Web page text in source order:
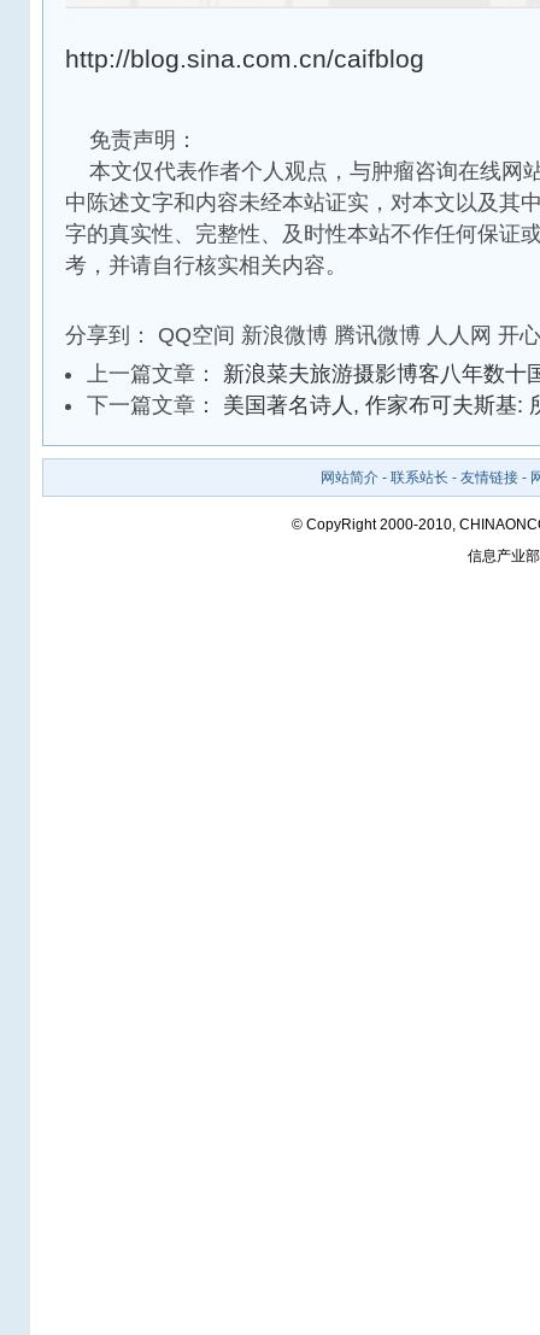
http://blog.sina.com.cn/caifblog
免责声明：
本文仅代表作者个人观点，与肿瘤咨询在线网
中陈述文字和内容未经本站证实，对本文以及其
字的真实性、完整性、及时性本站不作任何保证
考，并请自行核实相关内容。
分享到： QQ空间 新浪微博 腾讯微博 人人网 开
上一篇文章： 新浪菜夫旅游摄影博客八年数十
下一篇文章： 美国著名诗人, 作家布可夫斯基:
网站简介- 联系站长 - 友情链接-
© CopyRight 2000-2010,
信息产业